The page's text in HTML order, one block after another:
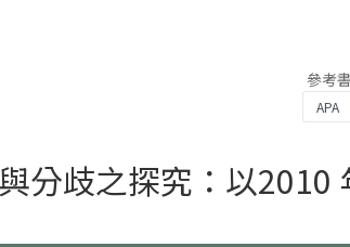
參考
分歧之探究：以2010